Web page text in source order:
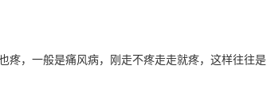
疼，一般是痛风病，刚走不疼走走就疼，这样往往是